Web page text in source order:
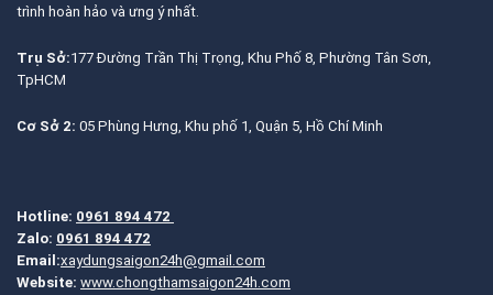
trình hoàn hảo và ưng ý nhất.
Trụ Sở:177 Đường Trần Thị Trọng, Khu Phố 8, Phường Tân Sơn,
TpHCM
Cơ Sở 2: 05 Phùng Hưng, Khu phố 1, Quận 5, Hồ Chí Minh
Hotline: 0961 894 472
Zalo: 0961 894 472
Email:xaydungsaigon24h@gmail.com
Website: www.chongthamsaigon24h.com